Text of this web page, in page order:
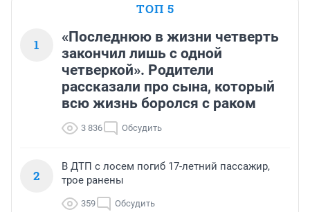
ТОП 5
1
«Последнюю в жизни четверть
закончил лишь с одной
четверкой». Родители
рассказали про сына, который
всю жизнь боролся с раком
3 836 Обсудить
2
В ДТП с лосем погиб 17-летний пассажир,
трое ранены
359 Обсудить